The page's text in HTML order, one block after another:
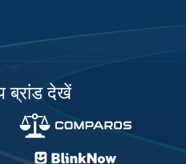
ब्रांड देखें